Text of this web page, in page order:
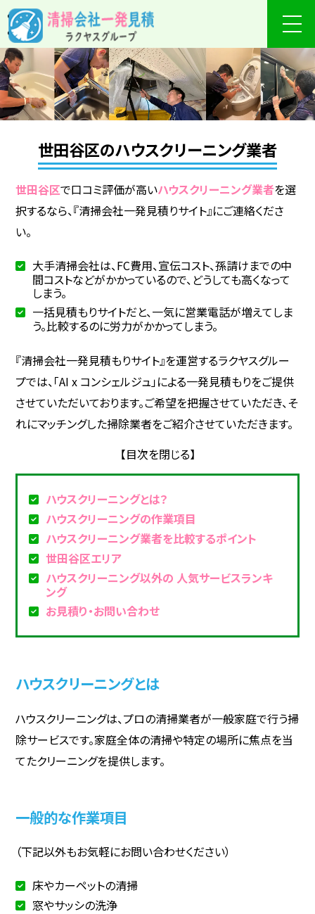
世田谷区のハウスクリーニング業者
世田谷区で口コミ評価が高いハウスクリーニング業者を選
択するなら、『清掃会社一発見積りサイト』にご連絡くださ
い。
大手清掃会社は、FC費用、宣伝コスト、孫請けまでの中
間コストなどがかかっているので、どうしても高くなって
しまう。
一括見積もりサイトだと、一気に営業電話が増えてしま
う。比較するのに労力がかかってしまう。
『清掃会社一発見積もりサイト』を運営するラクヤスグルー
プでは、「AI x コンシェルジュ」による一発見積もりをご提供
させていただいております。ご希望を把握させていただき、そ
れにマッチングした掃除業者をご紹介させていただきます。
ハウスクリーニングとは？
ハウスクリーニングの作業項目
ハウスクリーニング業者を比較するポイント
世田谷区エリア
ハウスクリーニング以外の 人気サービスランキ
ング
お見積り・お問い合わせ
ハウスクリーニングとは
ハウスクリーニングは、プロの清掃業者が一般家庭で行う掃
除サービスです。家庭全体の清掃や特定の場所に焦点を当
てたクリーニングを提供します。
一般的な作業項目
（下記以外もお気軽にお問い合わせください）
床やカーペットの清掃
窓やサッシの洗浄